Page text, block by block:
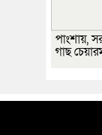
পাংশায়,
গাছ